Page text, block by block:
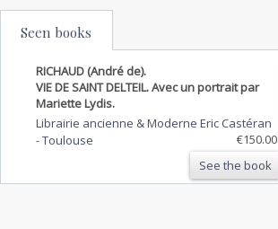
Seen books
RICHAUD (André de).
VIE DE SAINT DELTEIL. Avec un portrait par
Mariette Lydis.
Librairie ancienne & Moderne Eric Castéran
-Toulouse
€150.00
See the book